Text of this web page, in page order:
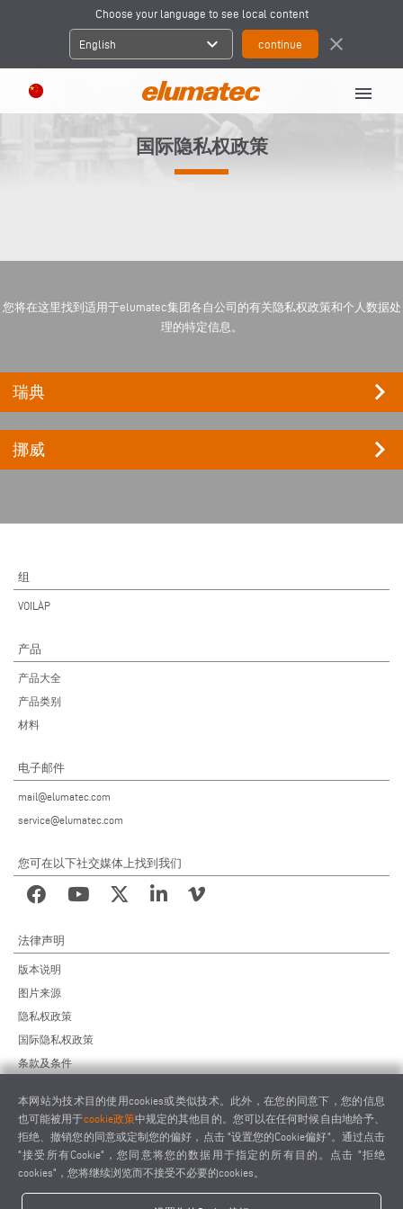
Choose your language to see local content
English expand_more close
menu
国际隐私权政策
您将在这里找到适用于elumatec集团各自公司的有关隐私权政策和个人数据处
理的特定信息。
瑞典 keyboard_arrow_right
挪威 keyboard_arrow_right
组
VOILÀP
产品
产品大全
产品类别
材料
电子邮件
mail@elumatec.com
service@elumatec.com
您可在以下社交媒体上找到我们
法律声明
版本说明
图片来源
隐私权政策
国际隐私权政策
条款及条件
供应商行为准则
本网站为技术目的使用cookies或类似技术。此外，在您的同意下，您的信息
也可能被用于cookie政策中规定的其他目的。您可以在任何时候自由地给予、
拒绝、撤销您的同意或定制您的偏好，点击 "设置您的Cookie偏好"。通过点击
"接受所有Cookie"，您同意将您的数据用于指定的所有目的。点击 "拒绝
cookies"，您将继续浏览而不接受不必要的cookies。